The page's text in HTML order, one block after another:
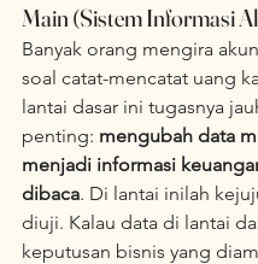
Main (Sistem Informasi
Banyak orang mengira
soal catat-mencatat uang
lantai dasar ini tugasnya
penting: mengubah data
menjadi informasi
dibaca. Di lantai inilah
diuji. Kalau data di lantai
keputusan bisnis yang